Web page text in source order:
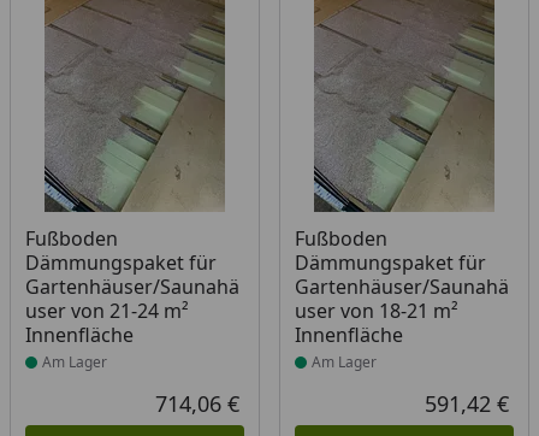
Fußboden
Dämmungspaket für
Gartenhäuser/Saunahä
user von 21-24 m²
Innenfläche
Produkt am Lager
Am Lager
Aktueller Preis
714,06 €
Fußboden
Dämmungspaket für
Gartenhäuser/Saunahä
user von 18-21 m²
Innenfläche
Produkt am Lager
Am Lager
591,42 €